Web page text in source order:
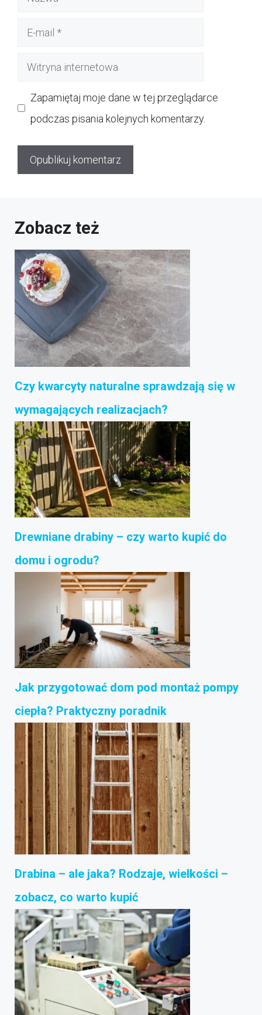
Witryna
Zapamiętaj moje dane w tej przeglądarce
podczas pisania kolejnych komentarzy.
Zobacz też
Czy kwarcyty naturalne sprawdzają się w
wymagających realizacjach?
Drewniane drabiny – czy warto kupić do
domu i ogrodu?
Jak przygotować dom pod montaż pompy
ciepła? Praktyczny poradnik
Drabina – ale jaka? Rodzaje, wielkości –
zobacz, co warto kupić